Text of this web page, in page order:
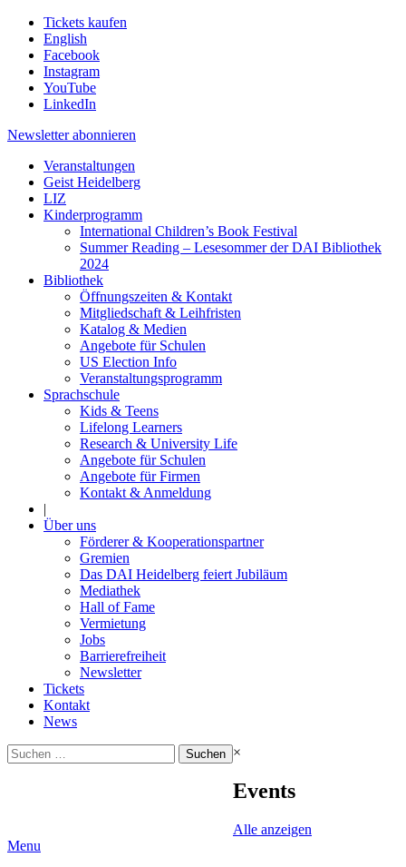
Tickets kaufen
English
Facebook
Instagram
YouTube
LinkedIn
Newsletter abonnieren
Veranstaltungen
Geist Heidelberg
LIZ
Kinderprogramm
International Children’s Book Festival
Summer Reading – Lesesommer der DAI Bibliothek
2024
Bibliothek
Öffnungszeiten & Kontakt
Mitgliedschaft & Leihfristen
Katalog & Medien
Angebote für Schulen
US Election Info
Veranstaltungsprogramm
Sprachschule
Kids & Teens
Lifelong Learners
Research & University Life
Angebote für Schulen
Angebote für Firmen
Kontakt & Anmeldung
|
Über uns
Förderer & Kooperationspartner
Gremien
Das DAI Heidelberg feiert Jubiläum
Mediathek
Hall of Fame
Vermietung
Jobs
Barrierefreiheit
Newsletter
Tickets
Kontakt
News
Suchen
nach:
×
Events
Alle anzeigen
Menu